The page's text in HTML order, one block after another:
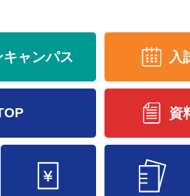
ャンパス 入
資